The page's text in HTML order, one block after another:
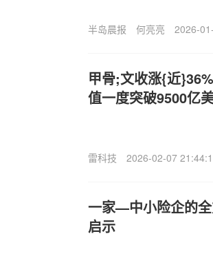
半岛晨报 何亮亮 2026-
甲骨;文收涨{近
值一度突破9500亿
雷科技 2026-02-07
一家—中小险企的
启示